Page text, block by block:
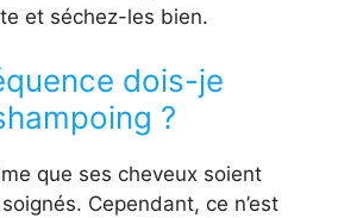
et séchez-les bien.
dois-je
?
que ses cheveux soient
Cependant, ce n’est